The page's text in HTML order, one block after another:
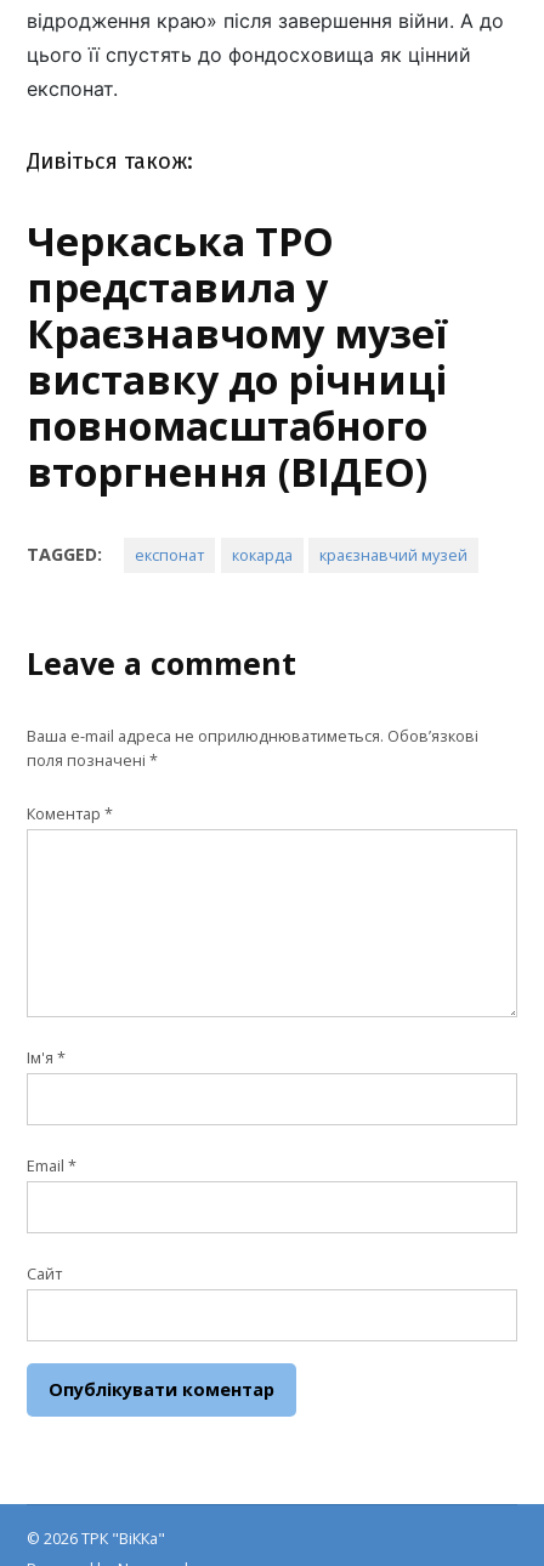
відродження краю» після завершення війни. А до
цього її спустять до фондосховища як цінний
експонат.
Дивіться також:
Черкаська ТРО
представила у
Краєзнавчому музеї
виставку до річниці
повномасштабного
вторгнення (ВІДЕО)
TAGGED: експонат кокарда краєзнавчий музей
Leave a comment
Ваша e-mail адреса не оприлюднюватиметься. Обов’язкові
поля позначені*
Коментар*
Ім'я*
Email*
Сайт
© 2026 ТРК "ВіККа"